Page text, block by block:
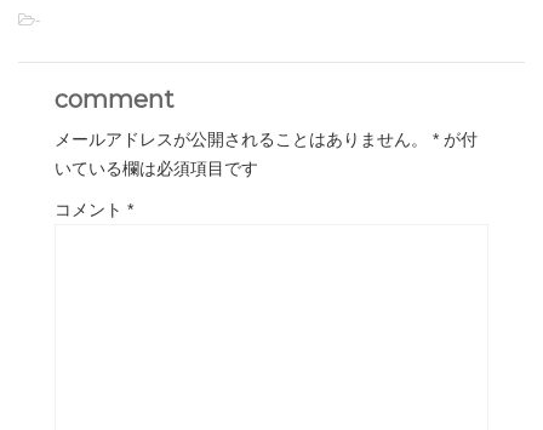
-
comment
メールアドレスが公開されることはありません。 * が付
いている欄は必須項目です
コメント *